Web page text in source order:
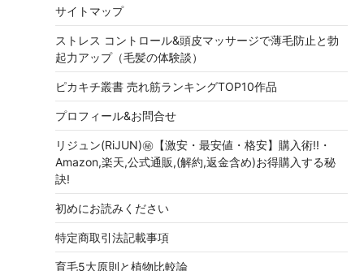
サイトマップ
ストレス コントロール&頭皮マッサージで薄毛防止と勃
起力アップ（毛髪の体験談）
ピカキチ叢書 売れ筋ランキングTOP10作品
プロフィール&お問合せ
リジュン(RiJUN)㊙【激安・最安値・格安】購入術!!・
Amazon,楽天,公式通販,(解約,返金含め)お得購入する秘
訣!
初めにお読みください
特定商取引法記載事項
育毛5大原則と植物比較論